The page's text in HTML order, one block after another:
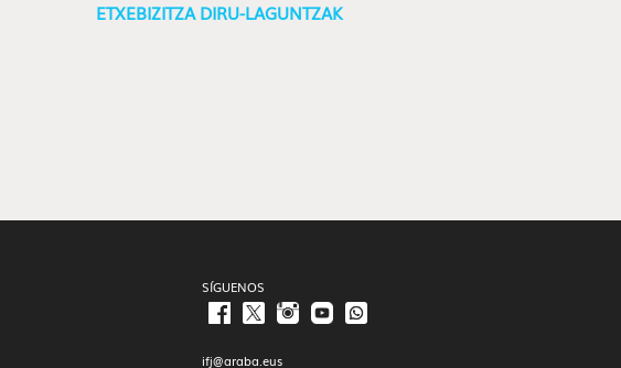
ETXEBIZITZA DIRU-LAGUNTZAK
SÍGUENOS
ifj@araba.eus